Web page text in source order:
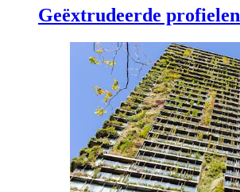
Geëxtrudeerde profielen